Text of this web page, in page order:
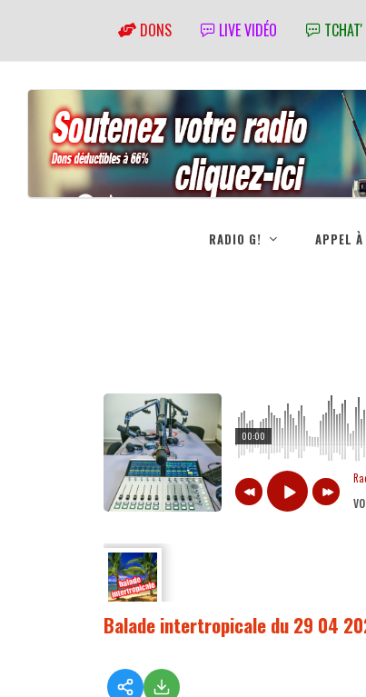
DONS LIVE VIDÉO TCHAT'
RADIO G! APPEL
00:00
Balade intertropicale du 29 04